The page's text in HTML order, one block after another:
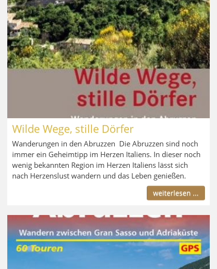
Wilde Wege, stille Dörfer
Wanderungen in den Abruzzen Die Abruzzen sind noch
immer ein Geheimtipp im Herzen Italiens. In dieser noch
wenig bekannten Region im Herzen Italiens lässt sich
nach Herzenslust wandern und das Leben genießen.
weiterlesen ...